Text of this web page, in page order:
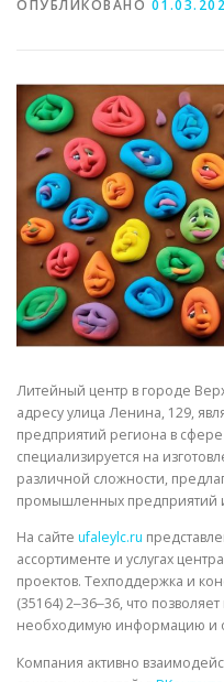
СВОЙСТВА МЕТАЛЛОВ
СТАТЬИ
ОПУБЛИКОВАНО
Литейный центр в городе
адресу улица Ленина, 129,
предприятий региона в
специализируется на
различной сложности,
промышленных предприятий и
На сайте ufaleylc.ru
ассортименте и услугах
проектов. Техподдержка и
(35164) 2‒36‒36, что
необходимую информацию и
Компания активно